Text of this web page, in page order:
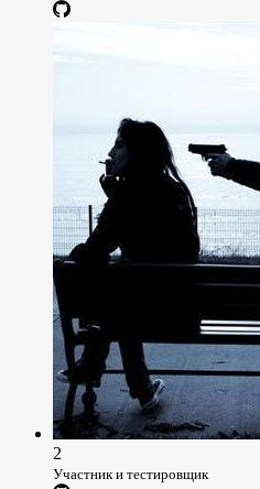
2
Участник и тестировщик